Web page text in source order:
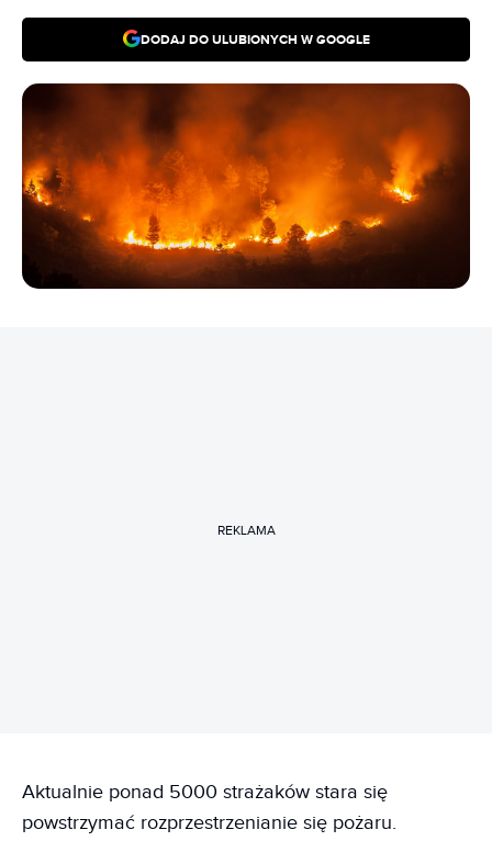
DODAJ DO ULUBIONYCH W GOOGLE
REKLAMA
Aktualnie ponad 5000 strażaków stara się
powstrzymać rozprzestrzenianie się pożaru.